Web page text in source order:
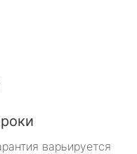
варьируется